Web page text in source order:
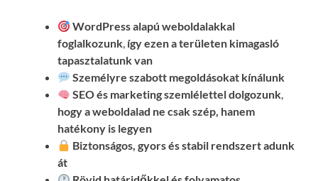
WordPress alapú weboldalakkal
foglalkozunk, így ezen a területen kimagasló
tapasztalatunk van
Személyre szabott megoldásokat kínálunk
SEO és marketing szemlélettel dolgozunk,
hogy a weboldalad ne csak szép, hanem
hatékony is legyen
Biztonságos, gyors és stabil rendszert adunk
át